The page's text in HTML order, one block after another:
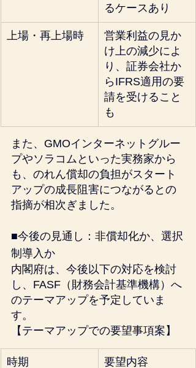
るケースあり
上場・再上場時
営業利益の見か
け上の減少によ
り、証券会社か
らIFRS適用の要
請を受けること
も
また、GMOインターネットグルー
プやソラコムといった実務家から
も、のれん償却の負担がスタート
アップの成長阻害につながるとの
指摘が相次ぎました。
■今後の見通し：非償却化か、選択
制導入か
内閣府は、今後以下の対応を検討
し、FASF（財務会計基準機構）へ
のテーマアップを予定していま
す。
【テーマアップでの要望事項案】
時期 要望内容